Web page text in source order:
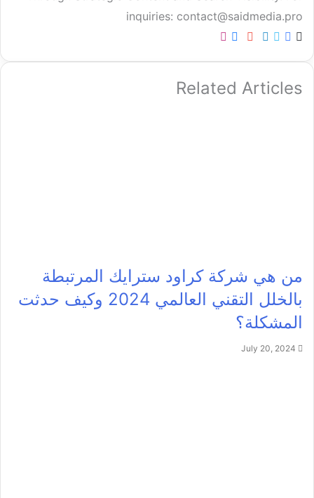
inquiries: contact@saidmedia.pro
Website
Facebook
X
LinkedIn
Flickr
YouTube
Pinterest
Behance
Related Articles
من هي شركة كراود سترايك المرتبطة
بالخلل التقني العالمي 2024 وكيف حدثت
المشكلة؟
July 20, 2024